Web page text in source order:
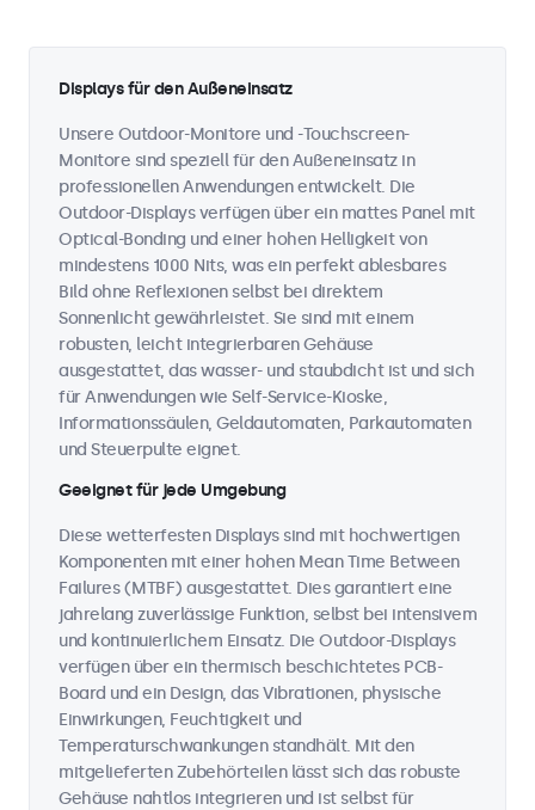
Displays für den Außeneinsatz
Unsere Outdoor-Monitore und -Touchscreen-
Monitore sind speziell für den Außeneinsatz in
professionellen Anwendungen entwickelt. Die
Outdoor-Displays verfügen über ein mattes Panel mit
Optical-Bonding und einer hohen Helligkeit von
mindestens 1000 Nits, was ein perfekt ablesbares
Bild ohne Reflexionen selbst bei direktem
Sonnenlicht gewährleistet. Sie sind mit einem
robusten, leicht integrierbaren Gehäuse
ausgestattet, das wasser- und staubdicht ist und sich
für Anwendungen wie Self-Service-Kioske,
Informationssäulen, Geldautomaten, Parkautomaten
und Steuerpulte eignet.
Geeignet für jede Umgebung
Diese wetterfesten Displays sind mit hochwertigen
Komponenten mit einer hohen Mean Time Between
Failures (MTBF) ausgestattet. Dies garantiert eine
jahrelang zuverlässige Funktion, selbst bei intensivem
und kontinuierlichem Einsatz. Die Outdoor-Displays
verfügen über ein thermisch beschichtetes PCB-
Board und ein Design, das Vibrationen, physische
Einwirkungen, Feuchtigkeit und
Temperaturschwankungen standhält. Mit den
mitgelieferten Zubehörteilen lässt sich das robuste
Gehäuse nahtlos integrieren und ist selbst für